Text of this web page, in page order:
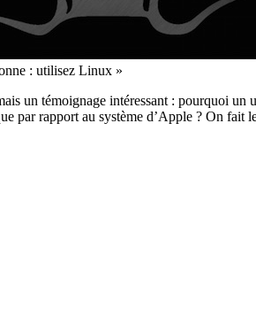
: utilisez Linux »
un témoignage intéressant : pourquoi
par rapport au système d’Apple ? On fait